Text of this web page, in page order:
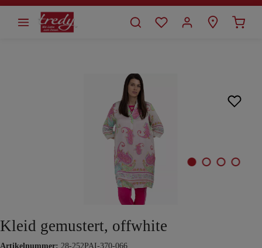
springen
Kleid gemustert, offwhite
Artikelnummer: 28-252PAI-370-066